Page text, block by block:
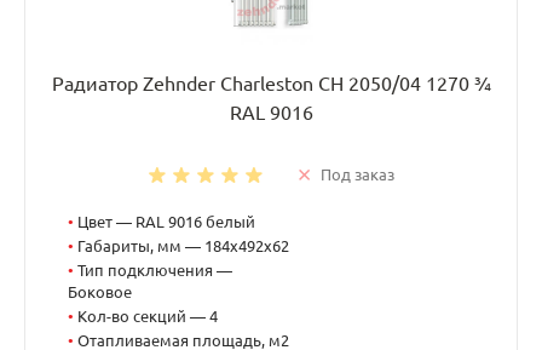
Радиатор Zehnder Charleston CH 2050/04 1270 ¾
RAL 9016
Под заказ
• Цвет — RAL 9016 белый
• Габариты, мм — 184x492x62
• Тип подключения —
Боковое
• Кол-во секций — 4
• Отапливаемая площадь, м2